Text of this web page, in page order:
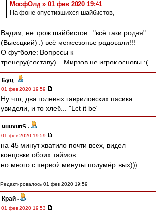
МосфОлд » 01 фев 2020 19:41
На фоне опустившихся шайбистов,
Вадим, не трож шайбистов..."всё таки родня"
(Высоцкий) :) всё межсезонье радовали!!!
О футболе: Вопросы к
тренеру(составу)....Мирзов не игрок основы :(
Буц -
01 фев 2020 19:59
Ну что, два голевых гавриловских пасика
увидели, и то хлеб... "Let it be"
чннхнпS -
01 фев 2020 19:59
на 45 минут хватило почти всех, видел
концовки обоих таймов.
но много с первой минуты полумёртвых)))
Редактировалось 01 фев 2020 19:59
Край -
01 фев 2020 19:53